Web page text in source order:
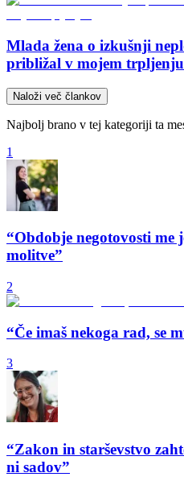
Mlada žena o izkušnji
približal v mojem
Naloži več člankov
Najbolj brano v tej kategoriji ta
1
“Obdobje negotovosti me
molitve”
2
“Če imaš nekoga rad, se
3
“Zakon in starševstvo
ni sadov”